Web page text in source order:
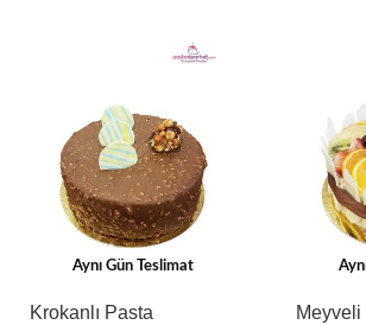
Aynı Gün Teslimat
Krokanlı Pasta Meyveli